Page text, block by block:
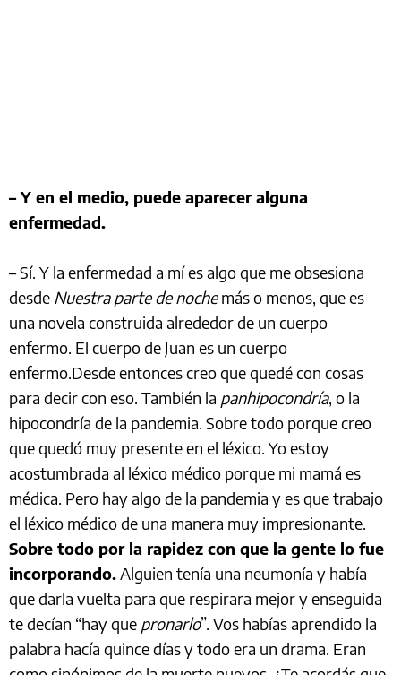
– Y en el medio, puede aparecer alguna
enfermedad.
– Sí. Y la enfermedad a mí es algo que me obsesiona
desde Nuestra parte de nochemás o menos, que es
una novela construida alrededor de un cuerpo
enfermo. El cuerpo de Juan es un cuerpo
enfermo.Desde entonces creo que quedé con cosas
para decir con eso. También la panhipocondría, o la
hipocondría de la pandemia. Sobre todo porque creo
que quedó muy presente en el léxico. Yo estoy
acostumbrada al léxico médico porque mi mamá es
médica. Pero hay algo de la pandemia y es que trabajo
el léxico médico de una manera muy impresionante.
Sobre todo por la rapidez con que la gente lo fue
incorporando.Alguien tenía una neumonía y había
que darla vuelta para que respirara mejor y enseguida
te decían “hay que pronarlo”. Vos habías aprendido la
palabra hacía quince días y todo era un drama. Eran